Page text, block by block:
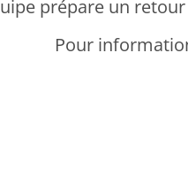
prépare un
Pour